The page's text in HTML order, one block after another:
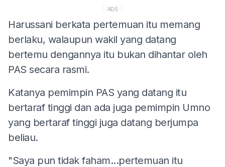
ADS
Harussani berkata pertemuan itu memang
berlaku, walaupun wakil yang datang
bertemu dengannya itu bukan dihantar oleh
PAS secara rasmi.
Katanya pemimpin PAS yang datang itu
bertaraf tinggi dan ada juga pemimpin Umno
yang bertaraf tinggi juga datang berjumpa
beliau.
"Saya pun tidak faham...pertemuan itu